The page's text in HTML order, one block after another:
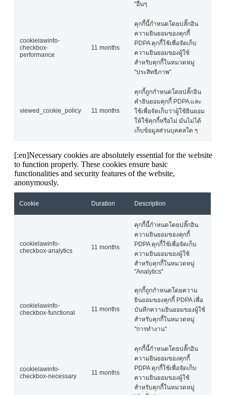
"อื่นๆ
cookielawinfo-
checkbox-
performance
11 months
คุกกี้นี้กำหนดโดยปลั๊กอิน
ความยินยอมของคุกกี้
PDPA คุกกี้ใช้เพื่อจัดเก็บ
ความยินยอมของผู้ใช้
สำหรับคุกกี้ในหมวดหมู่
"ประสิทธิภาพ"
viewed_cookie_policy 11 months
คุกกี้ถูกกำหนดโดยปลั๊กอิน
คำยินยอมคุกกี้ PDPA และ
ใช้เพื่อจัดเก็บว่าผู้ใช้ยินยอม
ให้ใช้คุกกี้หรือไม่ มันไม่ได้
เก็บข้อมูลส่วนบุคคลใด ๆ
[:en]Necessary cookies are absolutely essential for the website
to function properly. These cookies ensure basic
functionalities and security features of the website,
anonymously.
Cookie Duration Description
cookielawinfo-
checkbox-analytics
11 months
คุกกี้นี้กำหนดโดยปลั๊กอิน
ความยินยอมของคุกกี้
PDPA คุกกี้ใช้เพื่อจัดเก็บ
ความยินยอมของผู้ใช้
สำหรับคุกกี้ในหมวดหมู่
"Analytics"
cookielawinfo-
checkbox-functional
11 months
คุกกี้ถูกกำหนดโดยความ
ยินยอมของคุกกี้ PDPA เพื่อ
บันทึกความยินยอมของผู้ใช้
สำหรับคุกกี้ในหมวดหมู่
"การทำงาน"
cookielawinfo-
checkbox-necessary
11 months
คุกกี้นี้กำหนดโดยปลั๊กอิน
ความยินยอมของคุกกี้
PDPA คุกกี้ใช้เพื่อจัดเก็บ
ความยินยอมของผู้ใช้
สำหรับคุกกี้ในหมวดหมู่